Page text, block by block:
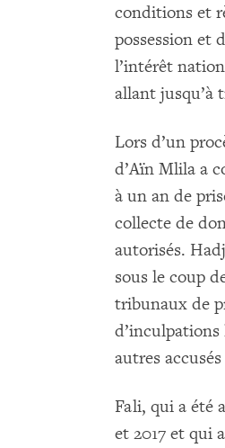
conditions et
possession et
l’intérêt
allant jusqu’à
Lors d’un
d’Aïn Mlila a
à un an de
collecte de
autorisés.
sous le coup
tribunaux de
d’inculpations
autres
Fali, qui a été
et 2017 et qui